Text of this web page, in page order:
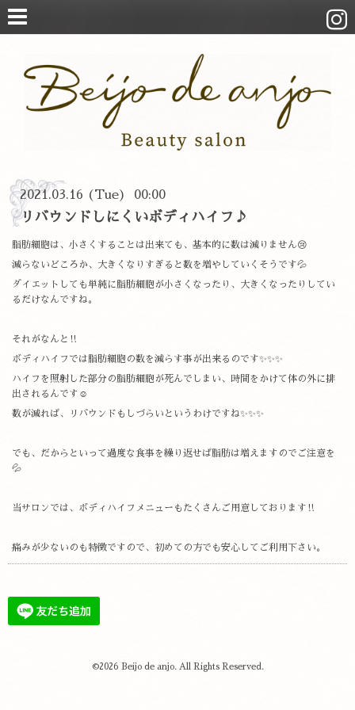
2021.03.16 (Tue) 00:00
リバウンドしにくいボディハイフ♪
脂肪細胞は、小さくすることは出来ても、基本的に数は減りません😢
減らないどころか、大きくなりすぎると数を増やしていくそうです💦
ダイエットしても単純に脂肪細胞が小さくなったり、大きくなったりしてい
るだけなんですね。
それがなんと‼️
ボディハイフでは脂肪細胞の数を減らす事が出来るのです✨✨✨
ハイフを照射した部分の脂肪細胞が死んでしまい、時間をかけて体の外に排
出されるんです☺️
数が減れば、リバウンドもしづらいというわけですね✨✨✨
でも、だからといって過度な食事を繰り返せば脂肪は増えますのでご注意を
💦
当サロンでは、ボディハイフメニューもたくさんご用意しております‼️
痛みが少ないのも特徴ですので、初めての方でも安心してご利用下さい。
©2026 Beijo de anjo. All Rights Reserved.